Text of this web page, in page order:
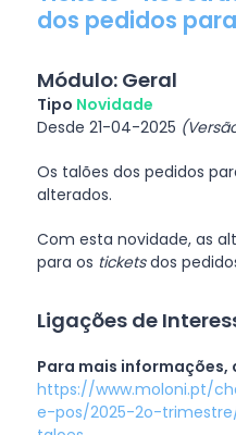
dos pedidos
Módulo: Geral
Tipo Novidade
Desde 21-04-2025
Os talões dos pedidos
alterados.
Com esta novidade, as
para os ticketsdos
Ligações de
Para mais informações,
https://www.moloni.pt/
e-pos/2025-2o-